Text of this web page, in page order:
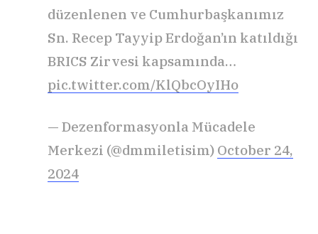
düzenlenen ve Cumhurbaşkanımız
Sn. Recep Tayyip Erdoğan’ın katıldığı
BRICS Zirvesi kapsamında…
pic.twitter.com/KlQbcOyIHo
— Dezenformasyonla Mücadele
Merkezi (@dmmiletisim) October 24,
2024